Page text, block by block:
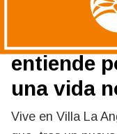
tiene un
a Buenos
entiende
una vida
Vive en Villa La